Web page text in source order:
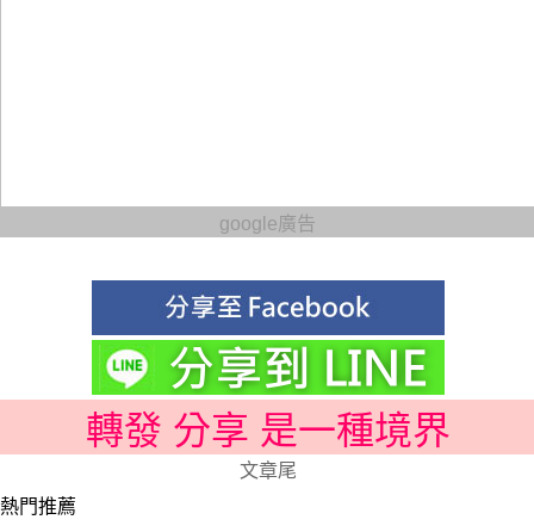
google廣告
轉發 分享 是一種境界
文章尾
熱門推薦